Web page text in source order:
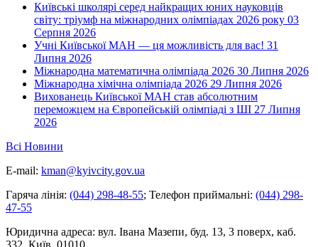
Київські школярі серед найкращих юних науковців
світу: тріумф на міжнародних олімпіадах 2026 року 03
Серпня 2026
Учні Київської МАН — ця можливість для вас! 31
Липня 2026
Міжнародна математична олімпіада 2026 30 Липня 2026
Міжнародна хімічна олімпіада 2026 29 Липня 2026
Вихованець Київської МАН став абсолютним
переможцем на Європейській олімпіаді з ШІ 27 Липня
2026
Всі Новини
E-mail: kman@kyivcity.gov.ua
Гаряча лінія: (044) 298-48-55; Телефон приймальні: (044) 298-
47-55
Юридична адреса: вул. Івана Мазепи, буд. 13, 3 поверх, каб.